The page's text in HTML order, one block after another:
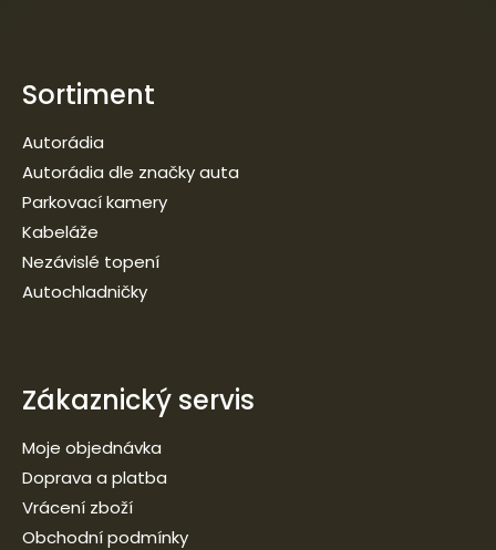
Sortiment
Autorádia
Autorádia dle značky auta
Parkovací kamery
Kabeláže
Nezávislé topení
Autochladničky
Zákaznický servis
Moje objednávka
Doprava a platba
Vrácení zboží
Obchodní podmínky